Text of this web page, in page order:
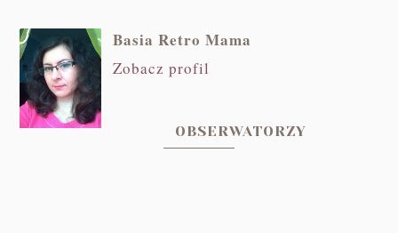
Basia Retro Mama
Zobacz profil
OBSERWATORZY